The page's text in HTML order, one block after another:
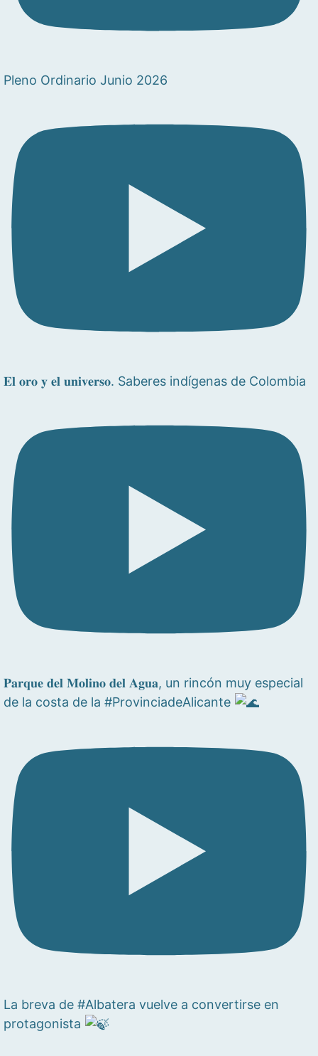
Pleno Ordinario Junio 2026
𝐄𝐥 𝐨𝐫𝐨 𝐲 𝐞𝐥 𝐮𝐧𝐢𝐯𝐞𝐫𝐬𝐨. Saberes indígenas de Colombia
𝐏𝐚𝐫𝐪𝐮𝐞 𝐝𝐞𝐥 𝐌𝐨𝐥𝐢𝐧𝐨 𝐝𝐞𝐥 𝐀𝐠𝐮𝐚, un rincón muy especial
de la costa de la #ProvinciadeAlicante
La breva de #Albatera vuelve a convertirse en
protagonista